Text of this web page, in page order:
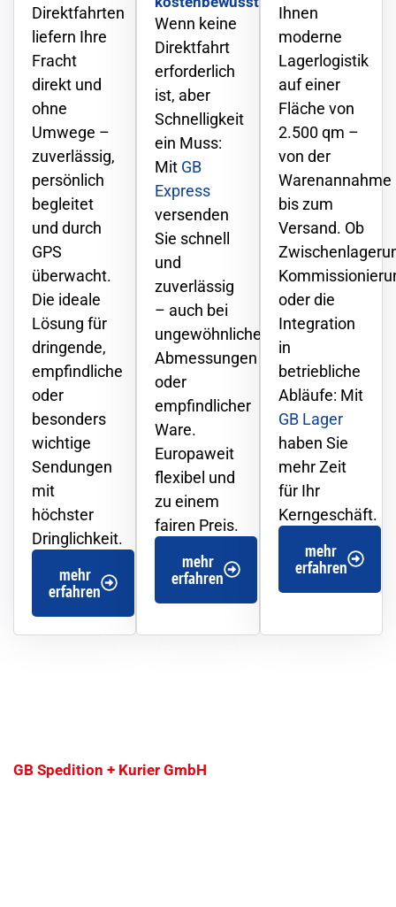
Direktfahrten
liefern Ihre
Fracht
direkt und
ohne
Umwege –
zuverlässig,
persönlich
begleitet
und durch
GPS
überwacht.
Die ideale
Lösung für
dringende,
empfindliche
oder
besonders
wichtige
Sendungen
mit
höchster
Dringlichkeit.
mehr
erfahren
Wenn keine
Direktfahrt
erforderlich
ist, aber
Schnelligkeit
ein Muss:
Mit GB
Express
versenden
Sie schnell
und
zuverlässig
– auch bei
ungewöhnlichen
Abmessungen
oder
empfindlicher
Ware.
Europaweit
flexibel und
zu einem
fairen Preis.
mehr
erfahren
Ihnen
moderne
Lagerlogistik
auf einer
Fläche von
2.500 qm –
von der
Warenannahme
bis zum
Versand. Ob
oder die
Integration
in
betriebliche
Abläufe: Mit
GB Lager
haben Sie
mehr Zeit
für Ihr
Kerngeschäft.
mehr
erfahren
GB Spedition + Kurier GmbH